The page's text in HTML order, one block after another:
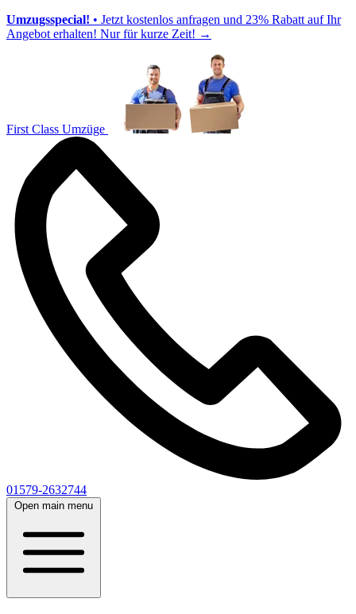
Umzugsspecial! • Jetzt kostenlos anfragen und 23% Rabatt auf Ihr
Angebot erhalten! Nur für kurze Zeit! →
First Class Umzüge
01579-2632744
Open main menu